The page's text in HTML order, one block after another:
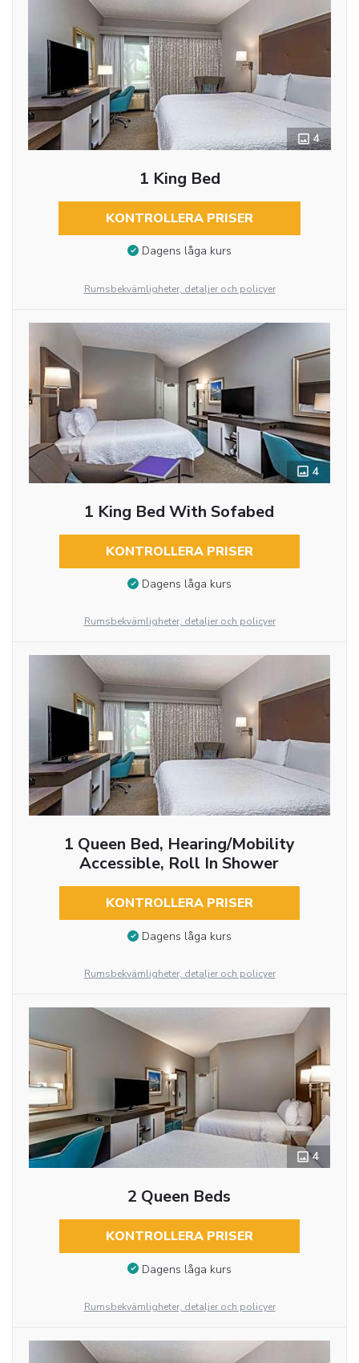
4
1 King Bed
KONTROLLERA PRISER
Dagens låga kurs
Rumsbekvämligheter, detaljer och policyer
4
1 King Bed With Sofabed
KONTROLLERA PRISER
Dagens låga kurs
Rumsbekvämligheter, detaljer och policyer
1 Queen Bed, Hearing/Mobility
Accessible, Roll In Shower
KONTROLLERA PRISER
Dagens låga kurs
Rumsbekvämligheter, detaljer och policyer
4
2 Queen Beds
KONTROLLERA PRISER
Dagens låga kurs
Rumsbekvämligheter, detaljer och policyer